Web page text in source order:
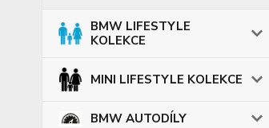
BMW LIFESTYLE
KOLEKCE
MINI LIFESTYLE KOLEKCE
BMW AUTODÍLY